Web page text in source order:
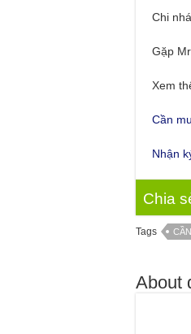
Chi
Gặp
Xem
Cần
Nhận
Chia
Tags
About